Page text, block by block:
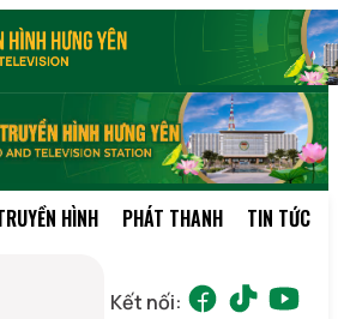
HÌNH PHÁT THANH TIN TỨC
Kết nối: